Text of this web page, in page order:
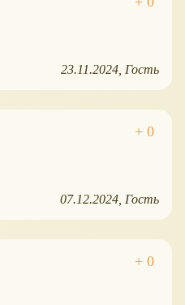
23.11.2024 Гость
07.12.2024 Гость